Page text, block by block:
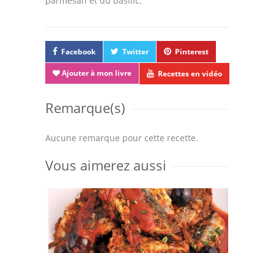
Facebook Twitter Pinterest
Ajouter à mon livre Recettes en vidéo
Remarque(s)
Aucune remarque pour cette recette.
Vous aimerez aussi